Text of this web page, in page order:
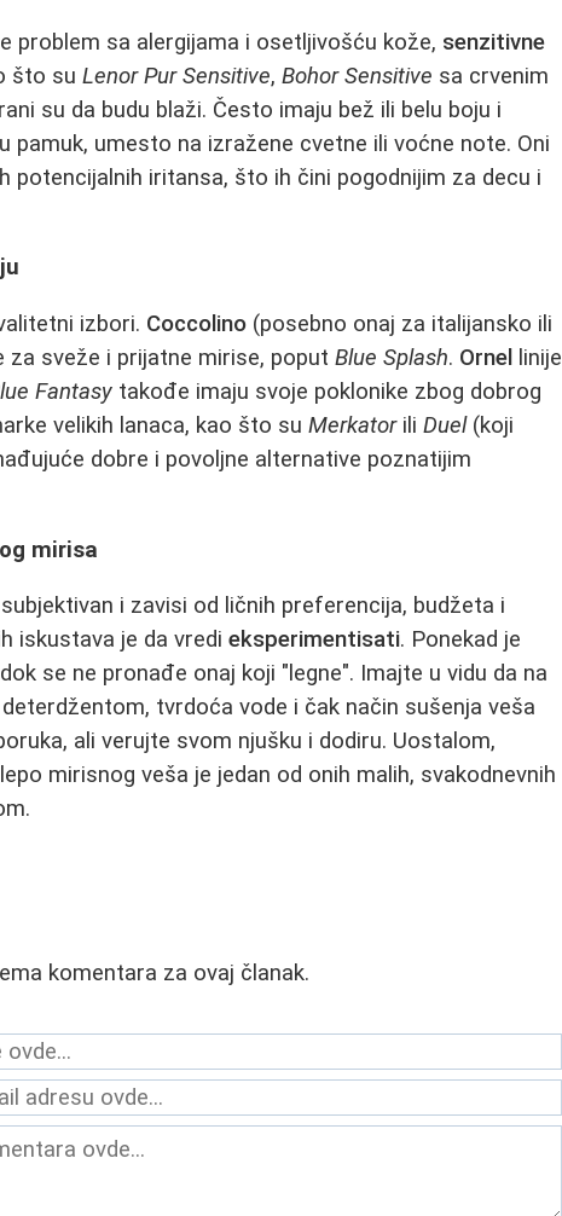
problem sa alergijama i osetljivošću kože, senzitivne
što suLenor Pur Sensitive,Bohor Sensitive sa crvenim
su da budu blaži. Često imaju bež ili belu boju i
pamuk, umesto na izražene cvetne ili voćne note. Oni
potencijalnih iritansa, što ih čini pogodnijim za decu i
izbori. Coccolino (posebno onaj za italijansko ili
za sveže i prijatne mirise, poputBlue Splash. Ornel
linije
Fantasy takođe imaju svoje poklonike zbog dobrog
velikih lanaca, kao što suMerkatoriliDuel(koji
dobre i povoljne alternative poznatijim
mirisa
i zavisi od ličnih preferencija, budžeta i
iskustava je da vredieksperimentisati. Ponekad je
se ne pronađe onaj koji "legne". Imajte u vidu da na
tvrdoća vode i čak način sušenja veša
ali verujte svom njušku i dodiru. Uostalom,
mirisnog veša je jedan od onih malih, svakodnevnih
komentara za ovaj članak.